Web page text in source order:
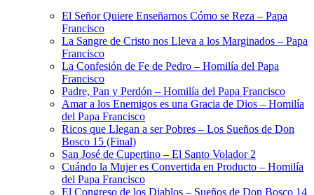
El Señor Quiere Enseñarnos Cómo se Reza – Papa
Francisco
La Sangre de Cristo nos Lleva a los Marginados – Papa
Francisco
La Confesión de Fe de Pedro – Homilía del Papa
Francisco
Padre, Pan y Perdón – Homilía del Papa Francisco
Amar a los Enemigos es una Gracia de Dios – Homilía
del Papa Francisco
Ricos que Llegan a ser Pobres – Los Sueños de Don
Bosco 15 (Final)
San José de Cupertino – El Santo Volador 2
Cuándo la Mujer es Convertida en Producto – Homilía
del Papa Francisco
El Congreso de los Diablos – Sueños de Don Bosco 14